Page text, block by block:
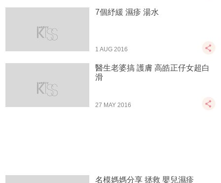
7個紓緩 濕疹 湯水
1 AUG 2016
醫生老婆搞 護膚 高皓正仔女超白
滑
27 MAY 2016
名模媽媽分享 拯救 嬰兒濕疹